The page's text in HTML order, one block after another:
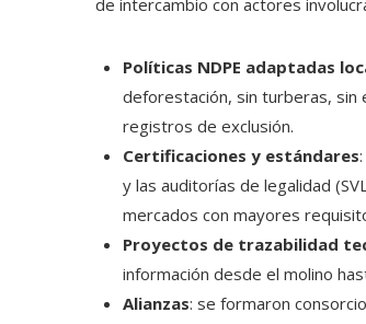
Políticas NDPE adaptadas
deforestación, sin turberas, sin
registros de exclusión.
Certificaciones y estándares
y las auditorías de legalidad
mercados con mayores
Proyectos de trazabilidad
información desde el molino
Alianzas: se formaron